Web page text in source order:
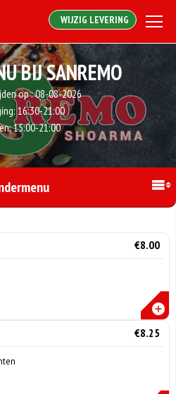
WIJZIG LEVERING
BIJ SANREMO
op :08-08-2026
16:30-21:00
15:00-21:00
€8.00
€8.25